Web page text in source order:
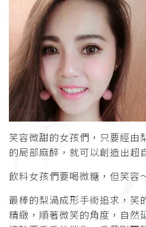
笑容微甜的女孩們，只要經由
的局部麻醉，就可以創造出超
飲料女孩們要喝微糖，但笑容
最棒的梨渦成形手術追求，笑
精緻，順著微笑的角度，自然